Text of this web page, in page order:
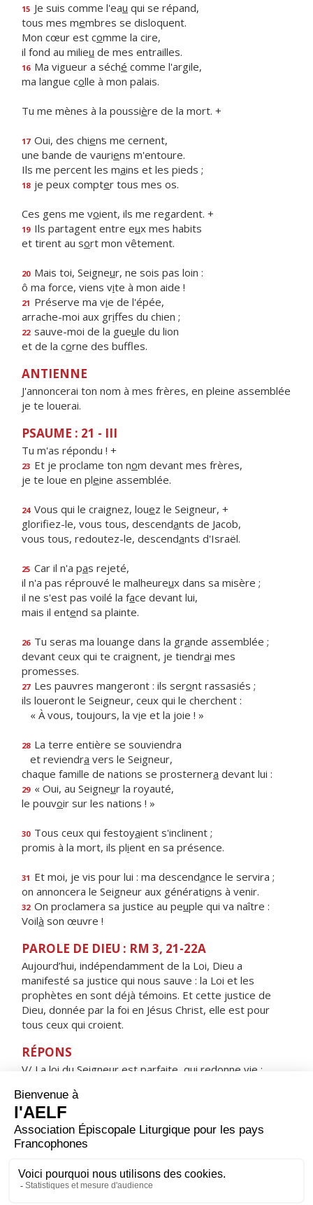
15 Je suis comme l'eau qui se répand,
tous mes membres se disloquent.
Mon cœur est comme la cire,
il fond au milieu de mes entrailles.
16 Ma vigueur a séché comme l'argile,
ma langue colle à mon palais.
Tu me mènes à la poussière de la mort. +
17 Oui, des chiens me cernent,
une bande de vauriens m'entoure.
Ils me percent les mains et les pieds ;
18 je peux compter tous mes os.
Ces gens me voient, ils me regardent. +
19 Ils partagent entre eux mes habits
et tirent au sort mon vêtement.
20 Mais toi, Seigneur, ne sois pas loin :
ô ma force, viens vite à mon aide !
21 Préserve ma vie de l'épée,
arrache-moi aux griffes du chien ;
22 sauve-moi de la gueule du lion
et de la corne des buffles.
ANTIENNE
J'annoncerai ton nom à mes frères, en pleine assemblée
je te louerai.
PSAUME : 21 - III
Tu m'as répondu ! +
23 Et je proclame ton nom devant mes frères,
je te loue en pleine assemblée.
24 Vous qui le craignez, louez le Seigneur, +
glorifiez-le, vous tous, descendants de Jacob,
vous tous, redoutez-le, descendants d'Israël.
25 Car il n'a pas rejeté,
il n'a pas réprouvé le malheureux dans sa misère ;
il ne s'est pas voilé la face devant lui,
mais il entend sa plainte.
26 Tu seras ma louange dans la grande assemblée ;
devant ceux qui te craignent, je tiendrai mes
promesses.
27 Les pauvres mangeront : ils seront rassasiés ;
ils loueront le Seigneur, ceux qui le cherchent :
« À vous, toujours, la vie et la joie ! »
28 La terre entière se souviendra
et reviendra vers le Seigneur,
chaque famille de nations se prosternera devant lui :
29 « Oui, au Seigneur la royauté,
le pouvoir sur les nations ! »
30 Tous ceux qui festoyaient s'inclinent ;
promis à la mort, ils plient en sa présence.
31 Et moi, je vis pour lui : ma descendance le servira ;
on annoncera le Seigneur aux générations à venir.
32 On proclamera sa justice au peuple qui va naître :
Voilà son œuvre !
PAROLE DE DIEU : RM 3, 21-22A
Aujourd’hui, indépendamment de la Loi, Dieu a
manifesté sa justice qui nous sauve : la Loi et les
prophètes en sont déjà témoins. Et cette justice de
Dieu, donnée par la foi en Jésus Christ, elle est pour
tous ceux qui croient.
RÉPONS
V/ La loi du Seigneur est parfaite, qui redonne vie :
ORAISON
Nous te prions, Seigneur Jésus Christ, à l'heure où tu fus
élevé sur la croix pour le rachat du monde et où les
toujours la lumière qui nous guidera jusqu'à la vraie vie.
Toi qui règnes pour les siècles des siècles. Amen.